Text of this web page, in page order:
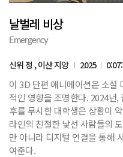
날벌레 비상
Emergency
신위 정 , 이샨 지앙 2025
이 3D 단편 애니메이션은 소셜
적인 영향을 조명한다. 2024년,
후를 무시한 대학생은 상황이
라인의 친절한 낯선 사람들의
만 아니라 디지털 연결을 통해
여준다.